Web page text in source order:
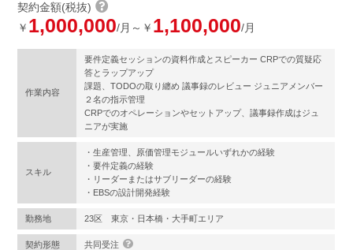
契約金額(税抜)
￥ 1,000,000/月～￥ 1,100,000/月
作業内容
要件定義セッションの資料作成とスピーカー CRPでの質疑応
答とラップアップ
課題、TODOの取り纏め 議事録のレビュー ジュニアメンバー
２名の指示管理
CRPでのオペレーションやセットアップ、議事録作成はジュ
ニアが実施
スキル
・生産管理、原価管理モジュールいずれかの経験
・要件定義の経験
・リーダーまたはサブリーダーの経験
・EBSの設計開発経験
勤務地 23区 東京・日本橋・大手町エリア
契約形態 共同受注